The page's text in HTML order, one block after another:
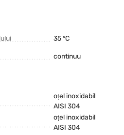
35 °C
continuu
oțel inoxidabil
AISI 304
oțel inoxidabil
AISI 304